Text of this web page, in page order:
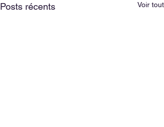
Posts récents Voir tout